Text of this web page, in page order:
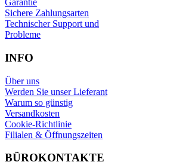
Garantie
Sichere Zahlungsarten
Technischer Support und
Probleme
INFO
Über uns
Werden Sie unser Lieferant
Warum so günstig
Versandkosten
Cookie-Richtlinie
Filialen & Öffnungszeiten
BÜROKONTAKTE